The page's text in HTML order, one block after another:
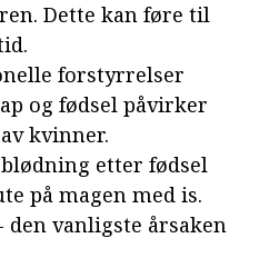
Dette kan føre til
forstyrrelser
og fødsel påvirker
kvinner.
etter fødsel
på magen med is.
vanligste årsaken